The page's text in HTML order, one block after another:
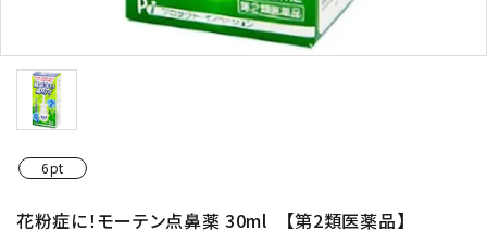
6pt
花粉症に！モーテン点鼻薬 30ml 【第2類医薬品】